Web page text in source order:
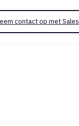
contact op met Sales